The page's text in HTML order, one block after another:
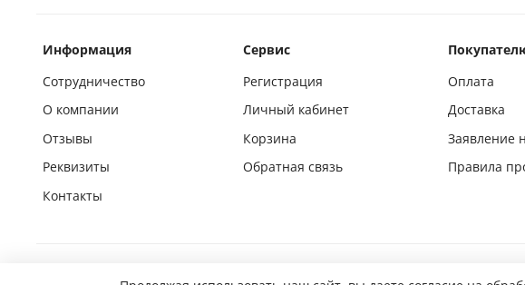
Информация
Сотрудничество
О компании
Отзывы
Реквизиты
Контакты
Сервис
Регистрация
Личный кабинет
Корзина
Обратная связь
Оплата
Доставка
Заявление
Правила